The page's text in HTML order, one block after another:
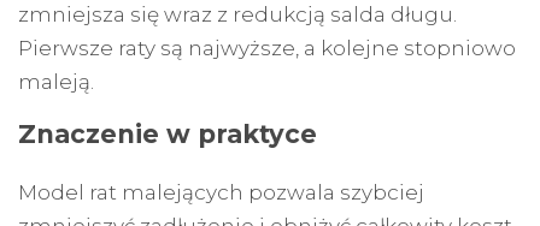
zmniejsza się wraz z redukcją salda długu.
Pierwsze raty są najwyższe, a kolejne stopniowo
maleją.
Znaczenie w praktyce
Model rat malejących pozwala szybciej